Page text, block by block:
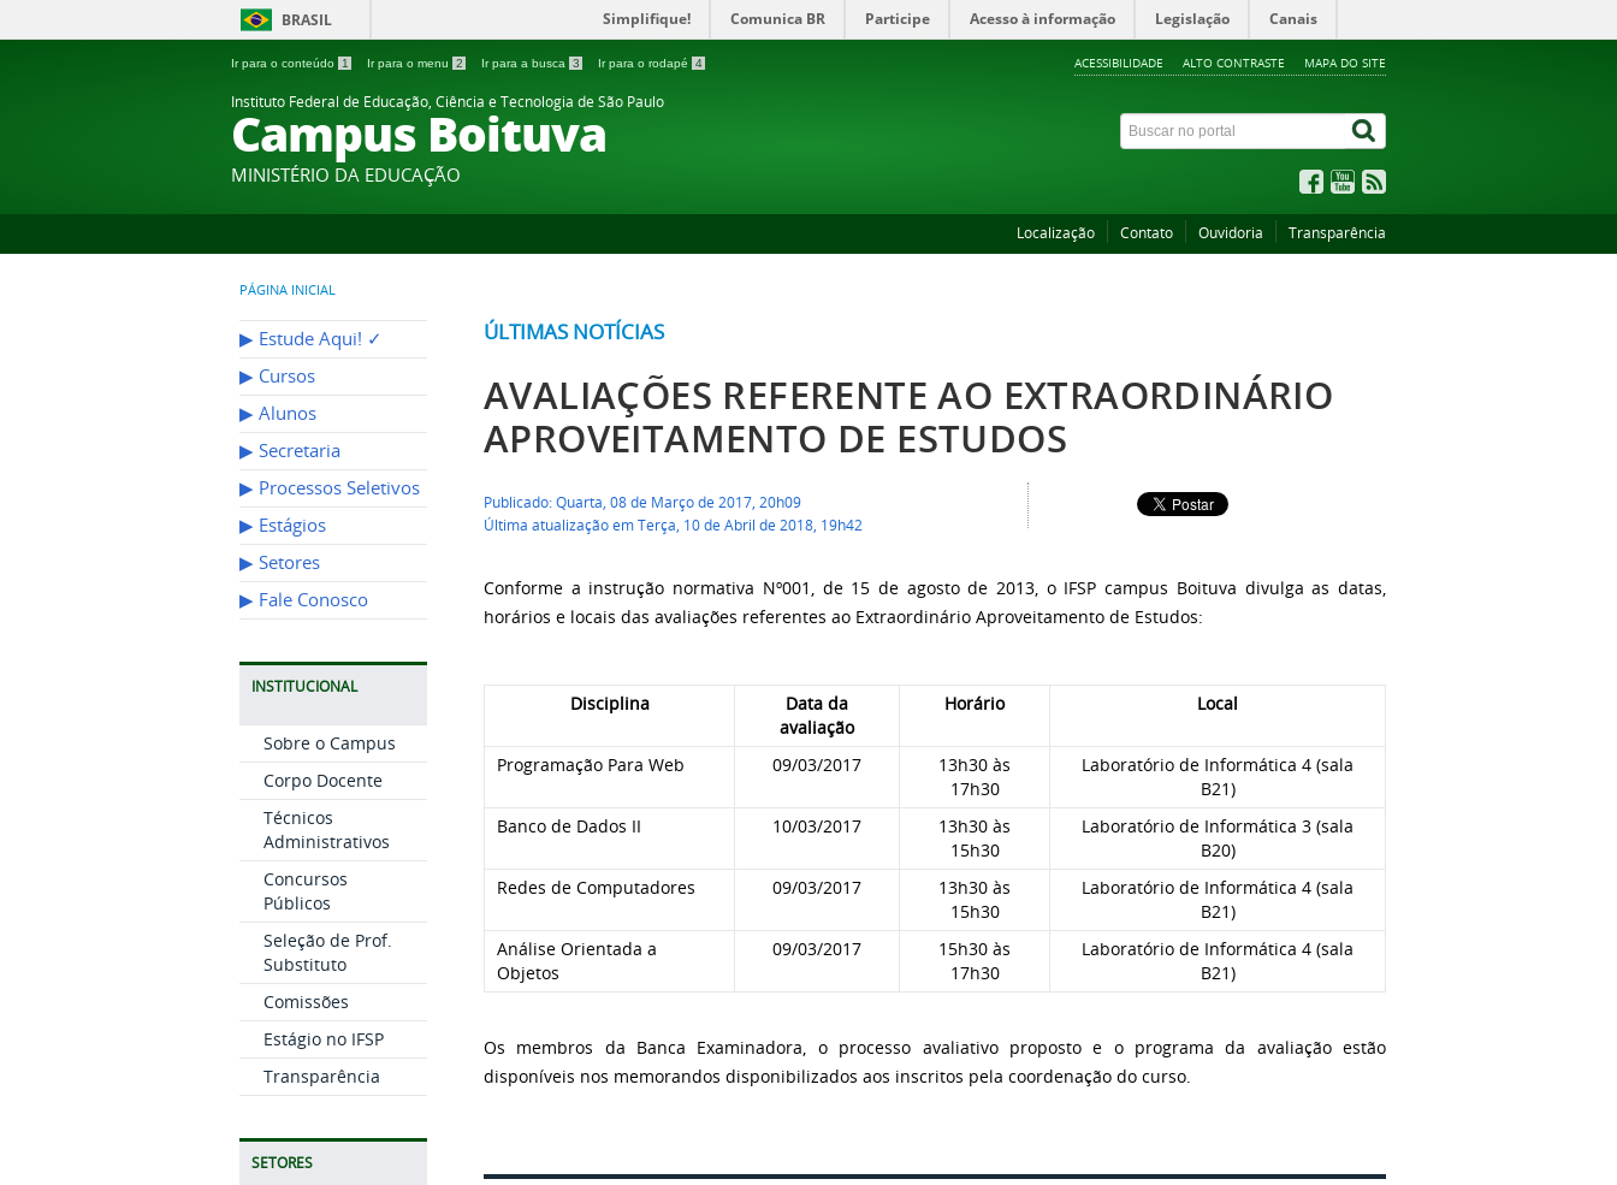
BRASIL Simplifique! Comunica BR Participe Acesso à informação Legislação Canais
Ir para o conteúdo 1 Ir para o menu 2 Ir para a busca 3 Ir para o rodapé 4 ACESSIBILIDADE ALTO CONTRASTE MAPA DO SITE
Instituto Federal de Educação, Ciência e Tecnologia de São Paulo
Campus Boituva
MINISTÉRIO DA EDUCAÇÃO
Localização Contato Ouvidoria Transparência
PÁGINA INICIAL
▶︎ Estude Aqui! ✓
▶︎ Cursos
▶︎ Alunos
▶︎ Secretaria
▶︎ Processos Seletivos
▶︎ Estágios
▶︎ Setores
▶︎ Fale Conosco
INSTITUCIONAL
Sobre o Campus
Corpo Docente
Técnicos
Administrativos
Concursos
Públicos
Seleção de Prof.
Substituto
Comissões
Estágio no IFSP
Transparência
SETORES
ÚLTIMAS NOTÍCIAS
AVALIAÇÕES REFERENTE AO EXTRAORDINÁRIO
APROVEITAMENTO DE ESTUDOS
Publicado: Quarta, 08 de Março de 2017, 20h09
Última atualização em Terça, 10 de Abril de 2018, 19h42
Conforme a instrução normativa Nº001, de 15 de agosto de 2013, o IFSP campus Boituva divulga as datas,
horários e locais das avaliações referentes ao Extraordinário Aproveitamento de Estudos:
Disciplina
Data da
avaliação
Horário Local
Programação Para Web 09/03/2017
13h30 às
17h30
Laboratório de Informática 4 (sala
B21)
Banco de Dados II
10/03/2017
13h30 às
15h30
Laboratório de Informática 3 (sala
B20)
Redes de Computadores
09/03/2017
13h30 às
15h30
Laboratório de Informática 4 (sala
B21)
Análise Orientada a
Objetos
09/03/2017
15h30 às
17h30
Laboratório de Informática 4 (sala
B21)
Os membros da Banca Examinadora, o processo avaliativo proposto e o programa da avaliação estão
disponíveis nos memorandos disponibilizados aos inscritos pela coordenação do curso.